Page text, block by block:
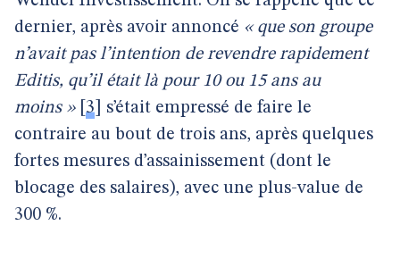
dernier, après avoir annoncé « que son groupe
n’avait pas l’intention de revendre rapidement
Editis, qu’il était là pour 10 ou 15 ans au
moins »[ 3
s’était empressé de faire le
contraire au bout de trois ans, après quelques
fortes mesures d’assainissement (dont le
blocage des salaires), avec une plus-value de
300 %.